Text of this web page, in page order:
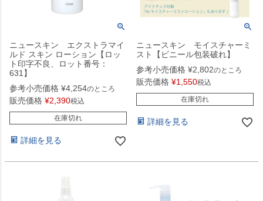
ニュースキン エクストラマイ
ルド スキン ローション【ロッ
ト印字不良、ロット番号：
631】
参考小売価格 ¥4,254のところ
販売価格 ¥2,390税込
在庫切れ
詳細を見る
ニュースキン モイスチャーミ
スト【ビニール包装破れ】
参考小売価格 ¥2,802のところ
販売価格 ¥1,550税込
在庫切れ
詳細を見る